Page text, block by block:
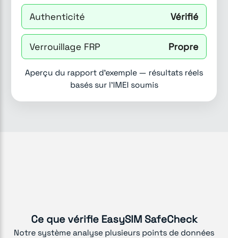
Authenticité Vérifié
Verrouillage FRP Propre
Aperçu du rapport d'exemple — résultats réels
basés sur l'IMEI soumis
Ce que vérifie EasySIM SafeCheck
Notre système analyse plusieurs points de données